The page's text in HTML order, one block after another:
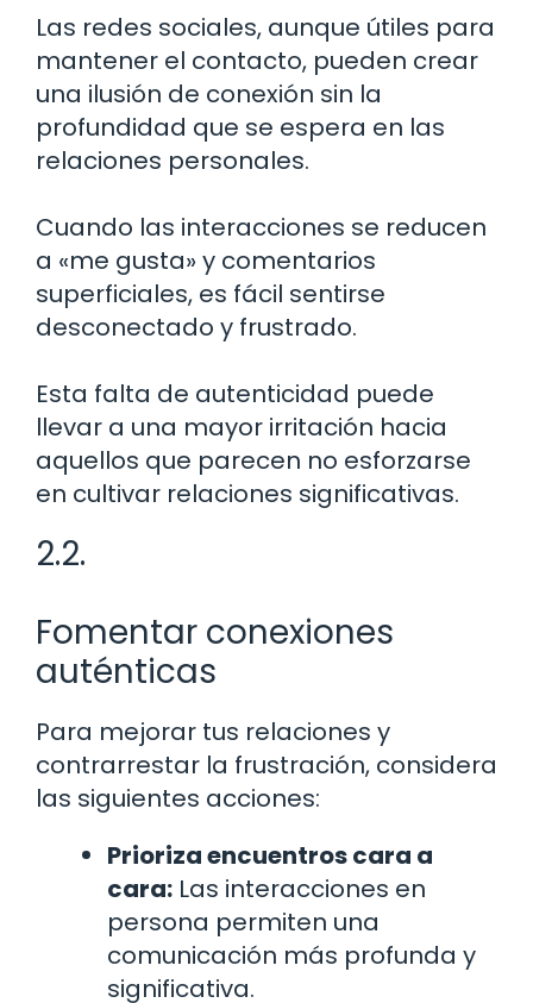
Las redes sociales, aunque útiles para
mantener el contacto, pueden crear
una ilusión de conexión sin la
profundidad que se espera en las
relaciones personales.
Cuando las interacciones se reducen
a «me gusta» y comentarios
superficiales, es fácil sentirse
desconectado y frustrado.
Esta falta de autenticidad puede
llevar a una mayor irritación hacia
aquellos que parecen no esforzarse
en cultivar relaciones significativas.
2.2.
Fomentar conexiones
auténticas
Para mejorar tus relaciones y
contrarrestar la frustración, considera
las siguientes acciones:
Prioriza encuentros cara a
cara: Las interacciones en
persona permiten una
comunicación más profunda y
significativa.